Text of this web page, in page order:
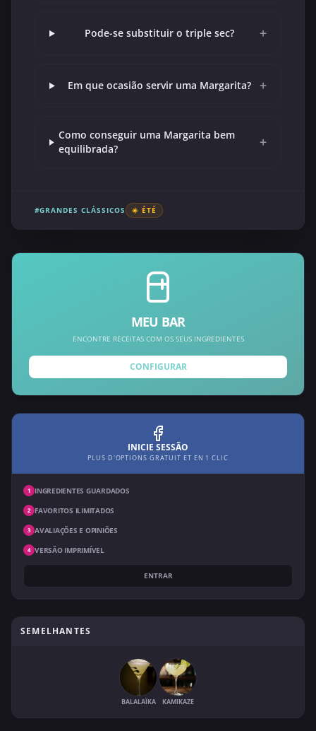
Pode-se substituir o triple sec? +
Em que ocasião servir uma Margarita? +
Como conseguir uma Margarita bem
equilibrada?
+
#GRANDES CLÁSSICOS ☀️ ÉTÉ
MEU BAR
ENCONTRE RECEITAS COM OS SEUS INGREDIENTES
CONFIGURAR
INICIE SESSÃO
PLUS D'OPTIONS GRATUIT ET EN 1 CLIC
1 INGREDIENTES GUARDADOS
2 FAVORITOS ILIMITADOS
3 AVALIAÇÕES E OPINIÕES
4 VERSÃO IMPRIMÍVEL
ENTRAR
SEMELHANTES
BALALAÏKA KAMIKAZE